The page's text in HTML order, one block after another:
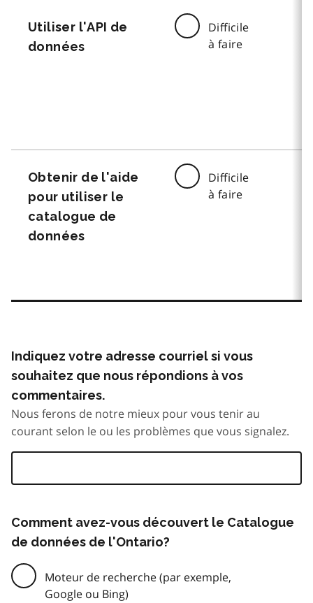
Utiliser l'API de
données
Difficile
à faire
Obtenir de l'aide
pour utiliser le
catalogue de
données
Difficile
à faire
Indiquez votre adresse courriel si vous
souhaitez que nous répondions à vos
commentaires.
Nous ferons de notre mieux pour vous tenir au
courant selon le ou les problèmes que vous signalez.
Comment avez-vous découvert le Catalogue
de données de l'Ontario?
Moteur de recherche (par exemple,
Google ou Bing)